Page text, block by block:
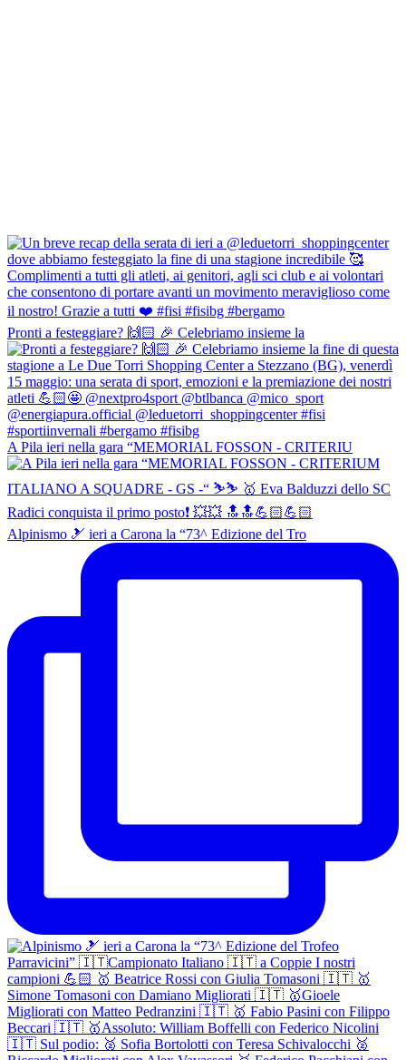
Pronti a festeggiare? 🙌🏻 🎉 Celebriamo insieme la
A Pila ieri nella gara “MEMORIAL FOSSON - CRITERIU
Alpinismo 🎿 ieri a Carona la “73^ Edizione del Tro